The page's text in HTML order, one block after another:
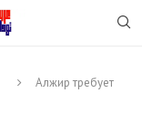
Алжир требует